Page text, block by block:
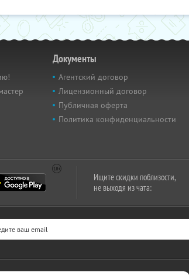
Документы
Агентский договор
Лицензионный договор
Публичная оферта
Политика конфиденциальности
Ищите скидки поблизости,
не выходя из чата: